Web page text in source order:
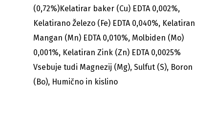
(0,72%)Kelatirar baker (Cu) EDTA 0,002%,
Kelatirano Železo (Fe) EDTA 0,040%, Kelatiran
Mangan (Mn) EDTA 0,010%, Molbiden (Mo)
0,001%, Kelatiran Zink (Zn) EDTA 0,0025%
Vsebuje tudi Magnezij (Mg), Sulfut (S), Boron
(Bo), Humično in kislino